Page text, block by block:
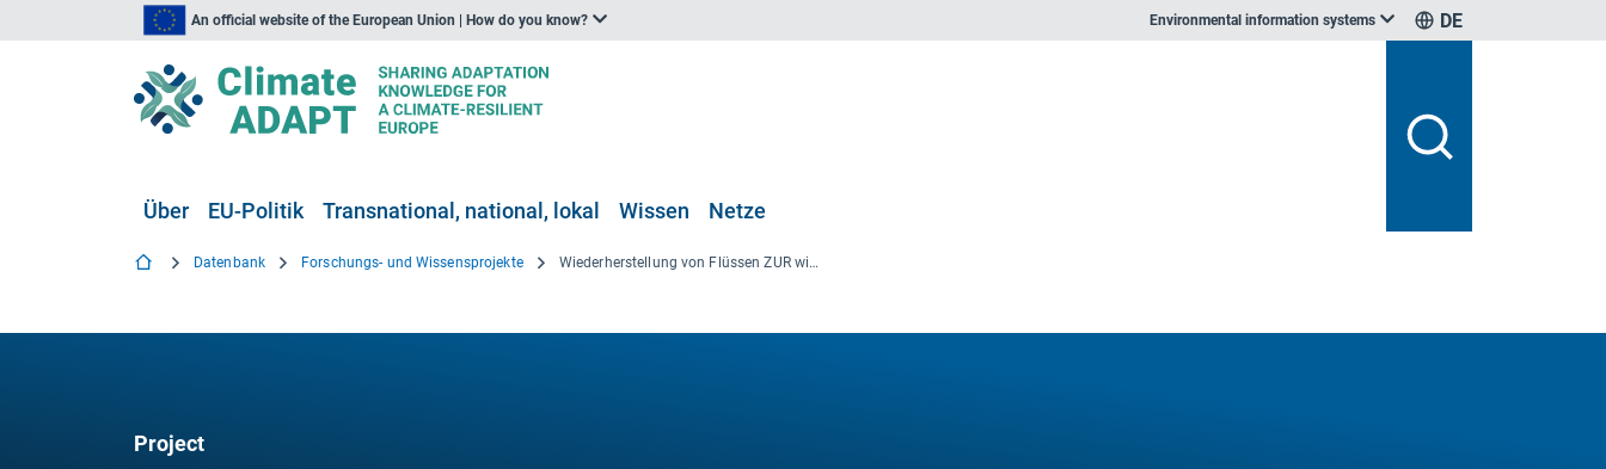
An official website of the European Union | How do you know? Environmental information systems DE
Über EU-Politik Transnational, national, lokal Wissen Netze
Datenbank Forschungs- und Wissensprojekte Wiederherstellung von Flüssen ZUR wirksamen Bewirtschaftung der Einzugsgebiete
Project